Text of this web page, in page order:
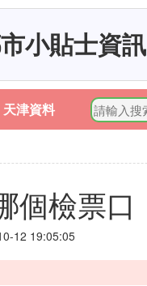
小貼士資訊
天津資料
個檢票口
12 19:05:05